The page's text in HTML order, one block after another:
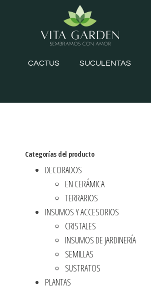
CACTUS SUCULENTAS
Categorías del producto
DECORADOS
EN CERÁMICA
TERRARIOS
INSUMOS Y ACCESORIOS
CRISTALES
INSUMOS DE JARDINERÍA
SEMILLAS
SUSTRATOS
PLANTAS